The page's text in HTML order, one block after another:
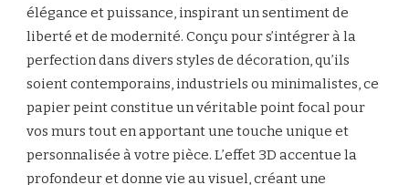
élégance et puissance, inspirant un sentiment de
liberté et de modernité. Conçu pour s’intégrer à la
perfection dans divers styles de décoration, qu’ils
soient contemporains, industriels ou minimalistes, ce
papier peint constitue un véritable point focal pour
vos murs tout en apportant une touche unique et
personnalisée à votre pièce. L’effet 3D accentue la
profondeur et donne vie au visuel, créant une